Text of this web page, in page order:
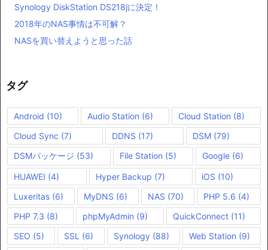
Synology DiskStation DS218jに決定！
2018年のNAS事情は不可解？
NASを買い替えようと思った話
タグ
Android (10) Audio Station (6) Cloud Station (8)
Cloud Sync (7) DDNS (17) DSM (79)
DSMパッケージ (53) File Station (5) Google (6)
HUAWEI (4) Hyper Backup (7) iOS (10)
Luxeritas (6) MyDNS (6) NAS (70) PHP 5.6 (4)
PHP 7.3 (8) phpMyAdmin (9) QuickConnect(11)
SEO (5) SSL (6) Synology (88) Web Station (9)